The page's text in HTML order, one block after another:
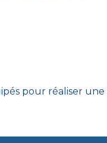
pour réaliser une